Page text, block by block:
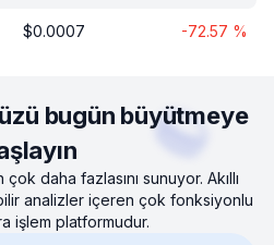
$0.0007 -72.57 %
bugün büyütmeye
daha fazlasını sunuyor. Akıllı
analizler içeren çok fonksiyonlu
işlem platformudur.